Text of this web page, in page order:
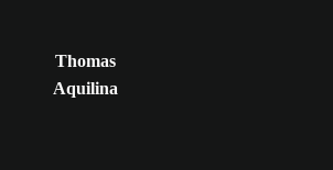
Thomas
Aquilina